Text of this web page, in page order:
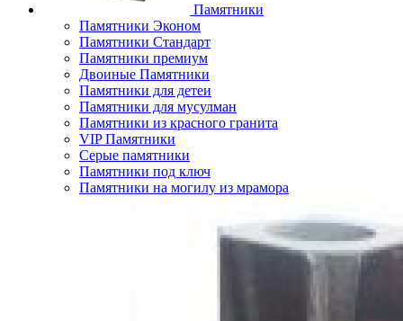
Памятники
Памятники Эконом
Памятники Стандарт
Памятники премиум
Двоиные Памятники
Памятники для детеи
Памятники для мусулман
Памятники из красного гранита
VIP Памятники
Серые памятники
Памятники под ключ
Памятники на могилу из мрамора